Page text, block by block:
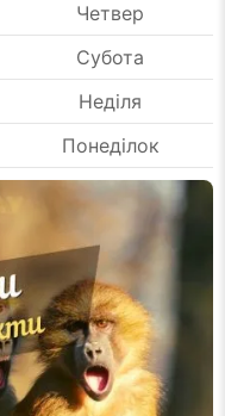
Четвер
Субота
Неділя
Понеділок